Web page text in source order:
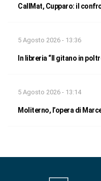
CallMat, Cupparo: il
5 Agosto 2026 - 13:36
In libreria “Il gitano in
5 Agosto 2026 - 13:14
Moliterno, l’opera di